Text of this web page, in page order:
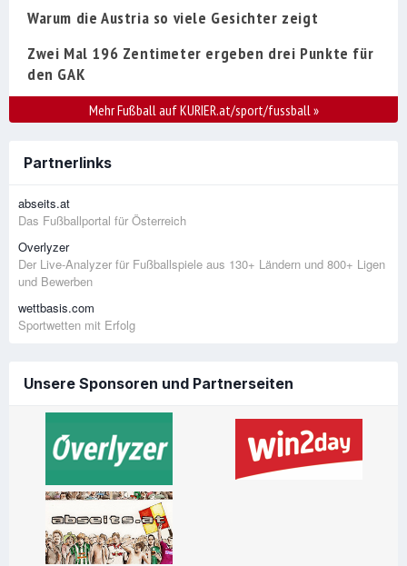
Warum die Austria so viele Gesichter zeigt
Zwei Mal 196 Zentimeter ergeben drei Punkte für
den GAK
Mehr Fußball auf KURIER.at/sport/fussball»
Partnerlinks
abseits.at
Das Fußballportal für Österreich
Overlyzer
Der Live-Analyzer für Fußballspiele aus 130+ Ländern und 800+ Ligen
und Bewerben
wettbasis.com
Sportwetten mit Erfolg
Unsere Sponsoren und Partnerseiten